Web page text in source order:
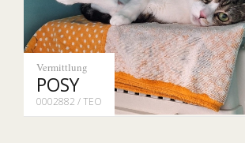
Vermittlung
POSY
0002882 / TEO